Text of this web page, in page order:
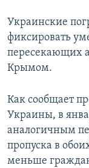
Украинские
фиксировать
пересекающих
Крымом.
Как сообщает
Украины, в
аналогичным
пропуска в
меньше